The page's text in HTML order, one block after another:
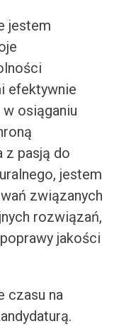
jestem
efektywnie
osiąganiu
z pasją do
jestem
związanych
rozwiązań,
jakości
czasu na